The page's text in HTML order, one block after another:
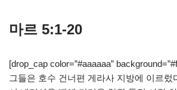
마르 5:1-20
[drop_cap color=”#aaaaaa”
그들은 호수 건너편 게라사 지방에 이르렀